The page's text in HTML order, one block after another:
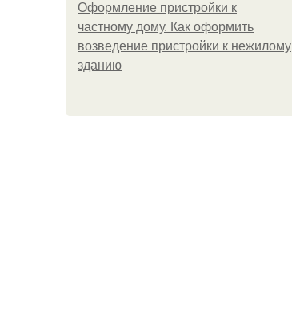
Оформление пристройки к
частному дому. Как оформить
возведение пристройки к нежилому
зданию